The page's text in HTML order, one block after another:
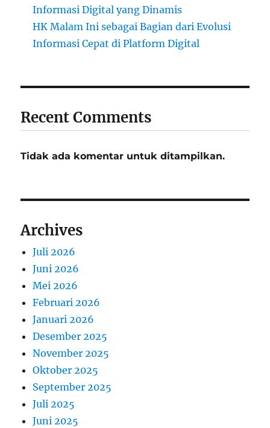
Informasi Digital yang Dinamis
HK Malam Ini sebagai Bagian dari Evolusi
Informasi Cepat di Platform Digital
Recent Comments
Tidak ada komentar untuk ditampilkan.
Archives
Juli 2026
Juni 2026
Mei 2026
Februari 2026
Januari 2026
Desember 2025
November 2025
Oktober 2025
September 2025
Juli 2025
Juni 2025